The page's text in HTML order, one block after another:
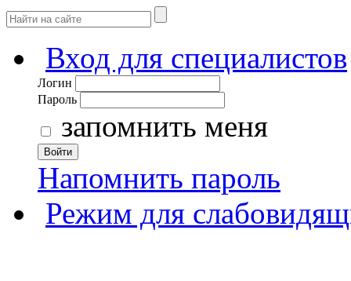
Вход для специалистов
Логин
Пароль
запомнить меня
Войти
Напомнить пароль
Режим для